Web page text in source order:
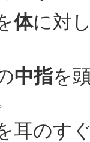
体に対
中指を
耳のす